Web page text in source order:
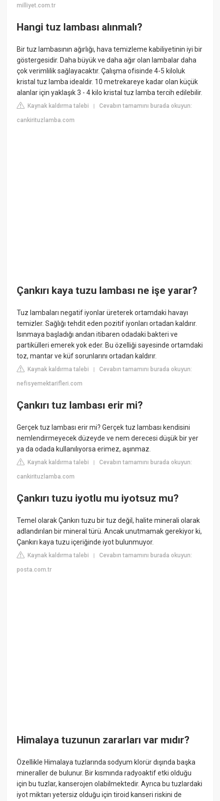
milliyet.com.tr
Hangi tuz lambası alınmalı?
Bir tuz lambasının ağırlığı, hava temizleme kabiliyetinin iyi bir
göstergesidir. Daha büyük ve daha ağır olan lambalar daha
çok verimlilik sağlayacaktır. Çalışma ofisinde 4-5 kiloluk
kristal tuz lamba idealdir. 10 metrekareye kadar olan küçük
alanlar için yaklaşık 3 - 4 kilo kristal tuz lamba tercih edilebilir.
Kaynak kaldırma talebi |Cevabın tamamını burada okuyun:
cankirituzlamba.com
Çankırı kaya tuzu lambası ne işe yarar?
Tuz lambaları negatif iyonlar üreterek ortamdaki havayı
temizler. Sağlığı tehdit eden pozitif iyonları ortadan kaldırır.
Isınmaya başladığı andan itibaren odadaki bakteri ve
partikülleri emerek yok eder. Bu özelliği sayesinde ortamdaki
toz, mantar ve küf sorunlarını ortadan kaldırır.
Kaynak kaldırma talebi |Cevabın tamamını burada okuyun:
nefisyemektarifleri.com
Çankırı tuz lambası erir mi?
Gerçek tuz lambası erir mi? Gerçek tuz lambası kendisini
nemlendirmeyecek düzeyde ve nem derecesi düşük bir yer
ya da odada kullanılıyorsa erimez, aşınmaz.
Kaynak kaldırma talebi |Cevabın tamamını burada okuyun:
cankirituzlamba.com
Çankırı tuzu iyotlu mu iyotsuz mu?
Temel olarak Çankırı tuzu bir tuz değil, halite minerali olarak
adlandırılan bir mineral türü. Ancak unutmamak gerekiyor ki,
Çankırı kaya tuzu içeriğinde iyot bulunmuyor.
Kaynak kaldırma talebi |Cevabın tamamını burada okuyun:
posta.com.tr
Himalaya tuzunun zararları var mıdır?
Özellikle Himalaya tuzlarında sodyum klorür dışında başka
mineraller de bulunur. Bir kısmında radyoaktif etki olduğu
için bu tuzlar, kanserojen olabilmektedir. Ayrıca bu tuzlardaki
iyot miktarı yetersiz olduğu için tiroid kanseri riskini de